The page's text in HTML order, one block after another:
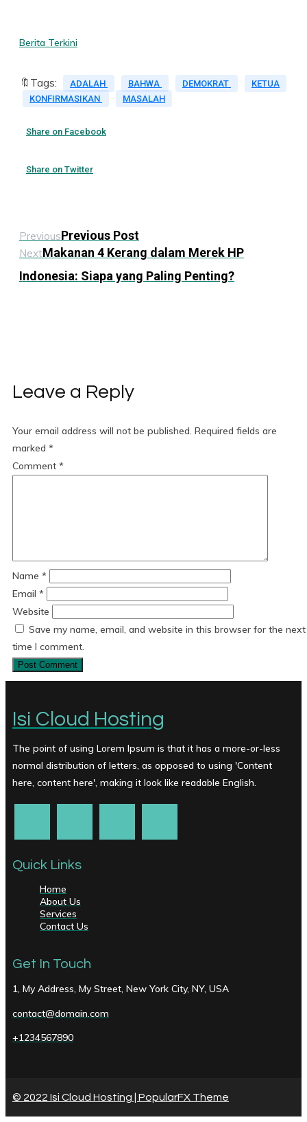
Berita Terkini
🔖Tags: ADALAH BAHWA DEMOKRAT
KETUA
KONFIRMASIKAN
MASALAH
Share on Facebook
Share on Twitter
PreviousPrevious Post
NextMakanan 4 Kerang dalam Merek HP
Indonesia: Siapa yang Paling Penting?
Leave a Reply
Your email address will not be published. Required fields are
marked *
Comment *
Name *
Email *
Website
Save my name, email, and website in this browser for the next
time I comment.
Isi Cloud Hosting
The point of using Lorem Ipsum is that it has a more-or-less
normal distribution of letters, as opposed to using 'Content
here, content here', making it look like readable English.
Quick Links
Home
About Us
Services
Contact Us
Get In Touch
1, My Address, My Street, New York City, NY, USA
contact@domain.com
+1234567890
© 2022 Isi Cloud Hosting | PopularFX Theme